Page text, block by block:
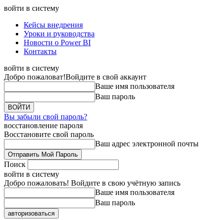
войти в систему
Кейсы внедрения
Уроки и руководства
Новости о Power BI
Контакты
войти в систему
Добро пожаловат!Войдите в свой аккаунт
Ваше имя пользователя
Ваш пароль
Вы забыли свой пароль?
восстановление пароля
Восстановите свой пароль
Ваш адрес электронной почты
Поиск
войти в систему
Добро пожаловать! Войдите в свою учётную запись
Ваше имя пользователя
Ваш пароль